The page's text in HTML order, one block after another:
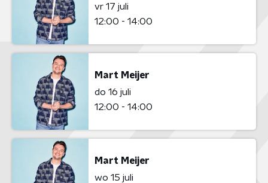
vr 17 juli
12:00 - 14:00
Mart Meijer
do 16 juli
12:00 - 14:00
Mart Meijer
wo 15 juli